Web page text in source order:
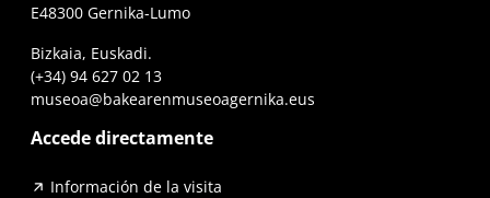
E48300 Gernika-Lumo
Bizkaia, Euskadi.
(+34) 94 627 02 13
museoa@bakearenmuseoagernika.eus
Accede directamente
Información de la visita